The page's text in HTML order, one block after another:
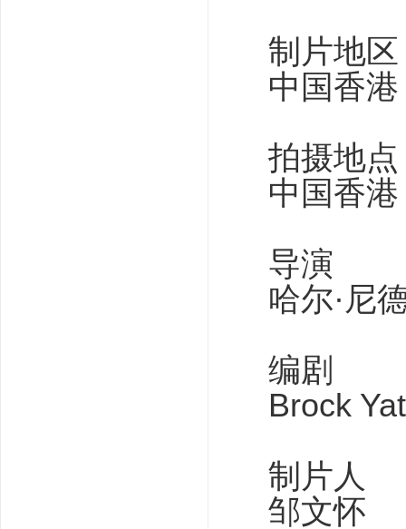
制片地区
中国香港
拍摄地点
中国香港
导演
哈尔·尼
编剧
Brock
制片人
邹文怀